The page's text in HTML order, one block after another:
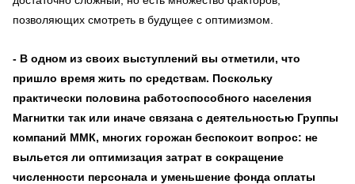
позволяющих смотреть в будущее с оптимизмом.
- В одном из своих выступлений вы отметили, что
пришло время жить по средствам. Поскольку
практически половина работоспособного населения
Магнитки так или иначе связана с деятельностью Группы
компаний ММК, многих горожан беспокоит вопрос: не
выльется ли оптимизация затрат в сокращение
численности персонала и уменьшение фонда оплаты